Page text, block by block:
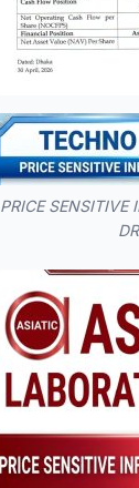
PRICE SENSITIVE